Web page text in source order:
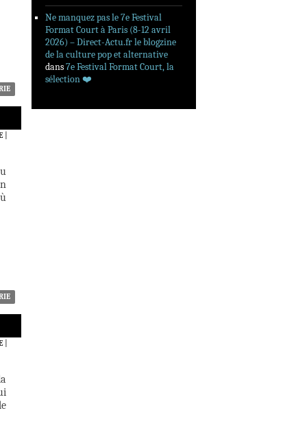
|
|
Ne manquez pas le 7e Festival
Format Court à Paris (8-12 avril
2026) – Direct-Actu.fr le blogzine
de la culture pop et alternative
dans7e Festival Format Court, la
sélection ❤️‍